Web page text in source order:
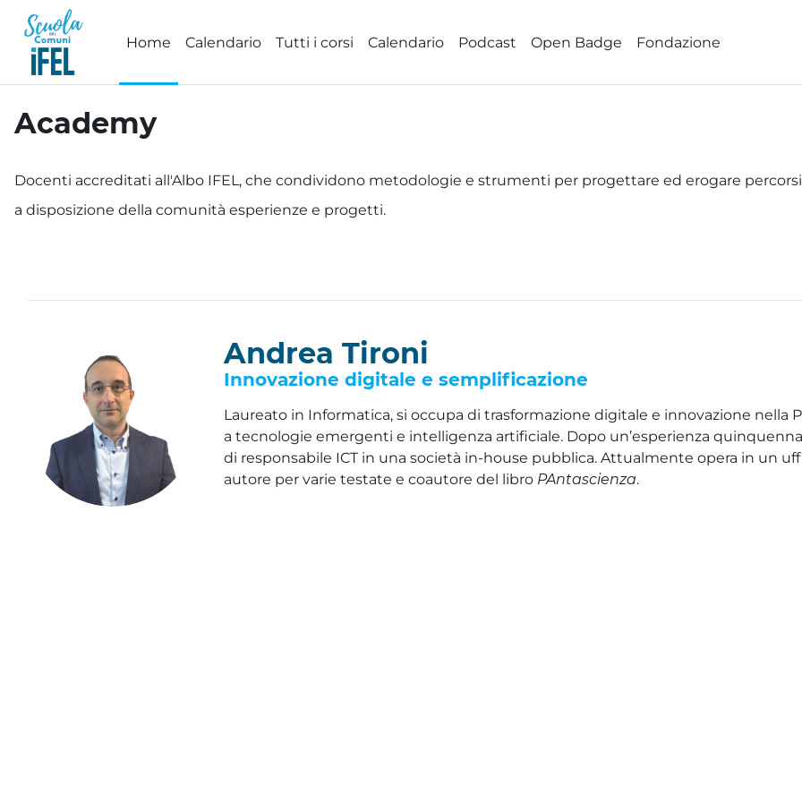
Vai al contenuto principale
Home
Calendario Tutti i corsi Calendario Podcast Open Badge Fondazione
Academy
Docenti accreditati all'Albo IFEL, che condividono metodologie e strumenti per progettare ed erogare
a disposizione della comunità esperienze e progetti.
Andrea Tironi
Innovazione digitale e semplificazione
Laureato in Informatica, si occupa di trasformazione digitale e innovazione
a tecnologie emergenti e intelligenza artificiale. Dopo un’esperienza
di responsabile ICT in una società in-house pubblica. Attualmente opera in un
autore per varie testate e coautore del libro PAntascienza.